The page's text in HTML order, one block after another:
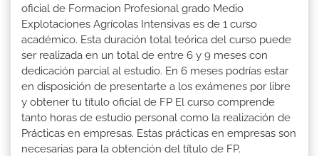
oficial de Formacion Profesional grado Medio
Explotaciones Agrícolas Intensivas es de 1 curso
académico. Esta duración total teórica del curso puede
ser realizada en un total de entre 6 y 9 meses con
dedicación parcial al estudio. En 6 meses podrías estar
en disposición de presentarte a los exámenes por libre
y obtener tu título oficial de FP El curso comprende
tanto horas de estudio personal como la realización de
Prácticas en empresas. Estas prácticas en empresas son
necesarias para la obtención del título de FP.